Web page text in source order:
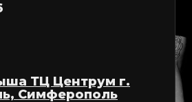
ТЦ Центрум г.
Симферополь